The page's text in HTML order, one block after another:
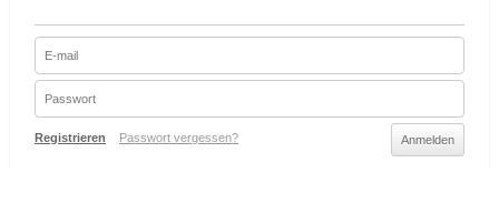
Registrieren Passwort vergessen?